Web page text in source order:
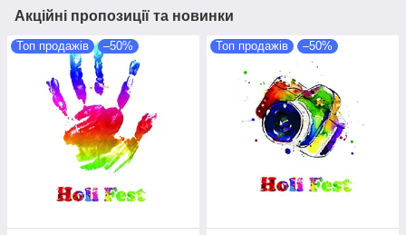
Акційні пропозиції та новинки
Топ продажів –50% Топ продажів –50%